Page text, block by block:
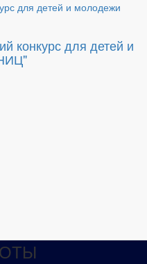
конкурс для детей и